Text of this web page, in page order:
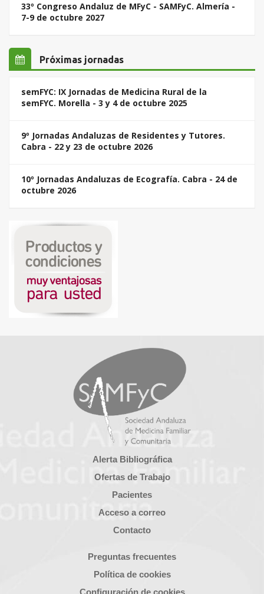
33º Congreso Andaluz de MFyC - SAMFyC. Almería -
7-9 de octubre 2027
Próximas jornadas
semFYC: IX Jornadas de Medicina Rural de la
semFYC. Morella - 3 y 4 de octubre 2025
9º Jornadas Andaluzas de Residentes y Tutores.
Cabra - 22 y 23 de octubre 2026
10º Jornadas Andaluzas de Ecografía. Cabra - 24 de
octubre 2026
Alerta Bibliográfica
Ofertas de Trabajo
Pacientes
Acceso a correo
Contacto
Preguntas frecuentes
Política de cookies
Configuración de cookies